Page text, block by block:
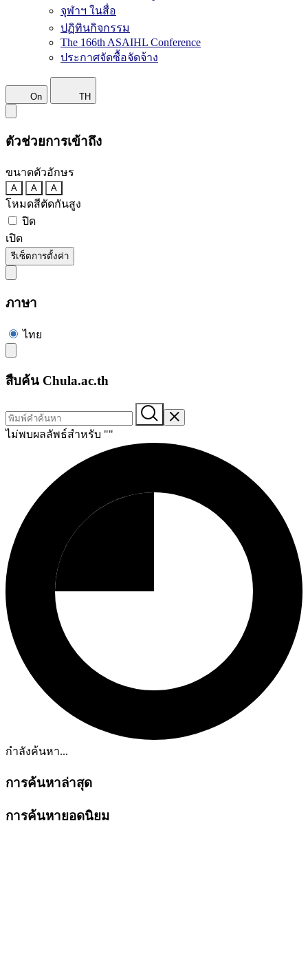
จุฬาฯ ในสื่อ
ปฏิทินกิจกรรม
The 166th ASAIHL Conference
ประกาศจัดซื้อจัดจ้าง
On TH
ตัวช่วยการเข้าถึง
ขนาดตัวอักษร
A A A
โหมดสีตัดกันสูง
ปิด
เปิด
รีเซ็ตการตั้งค่า
ภาษา
ไทย
สืบค้น Chula.ac.th
ไม่พบผลลัพธ์สำหรับ ""
กำลังค้นหา...
การค้นหาล่าสุด
การค้นหายอดนิยม